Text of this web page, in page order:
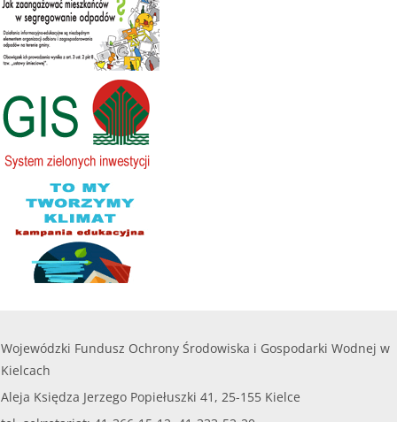
zł
........
czytaj więcej...
Kwota naboru na 2025r. na zadania bieżące:
000,00 zł
Maksymalna kwota dofinansowania na jedno
przedsięwzięcie objęte wnioskiem nie może
przekroczyć8 000,00 zł.
......
czytaj więcej...
Wojewódzki Fundusz Ochrony Środowiska i Gospodarki Wodnej w
Kielcach
Aleja Księdza Jerzego Popiełuszki 41, 25-155 Kielce